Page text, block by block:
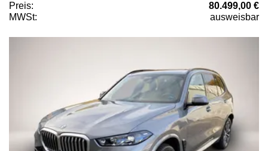
Preis:
80.499,00 €
MWSt:
ausweisbar